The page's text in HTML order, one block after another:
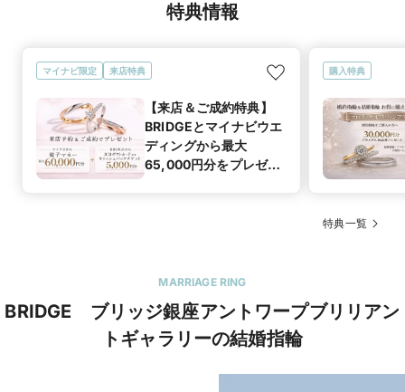
特典情報
マイナビ限定 来店特典
【来店＆ご成約特典】
BRIDGEとマイナビウエ
ディングから最大
65,000円分をプレゼン
購入特典
特典一覧
MARRIAGE RING
BRIDGE ブリッジ銀座アントワープブリリアン
トギャラリーの結婚指輪